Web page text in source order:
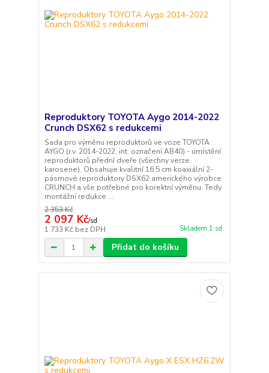
Reproduktory TOYOTA Aygo 2014-2022
Crunch DSX62 s redukcemi
Sada pro výměnu reproduktorů ve voze TOYOTA
AYGO (r.v. 2014-2022, int. označení AB40) - umístění
reproduktorů přední dveře (všechny verze
karoserie). Obsahuje kvalitní 16.5 cm koaxiální 2-
pásmové reproduktory DSX62 amerického výrobce
CRUNCH a vše potřebné pro korektní výměnu. Tedy
montážní redukce ...
2 353 Kč
2 097 Kč/sd
1 733 Kč bez DPH Skladem 1 sd
Přidat do košíku